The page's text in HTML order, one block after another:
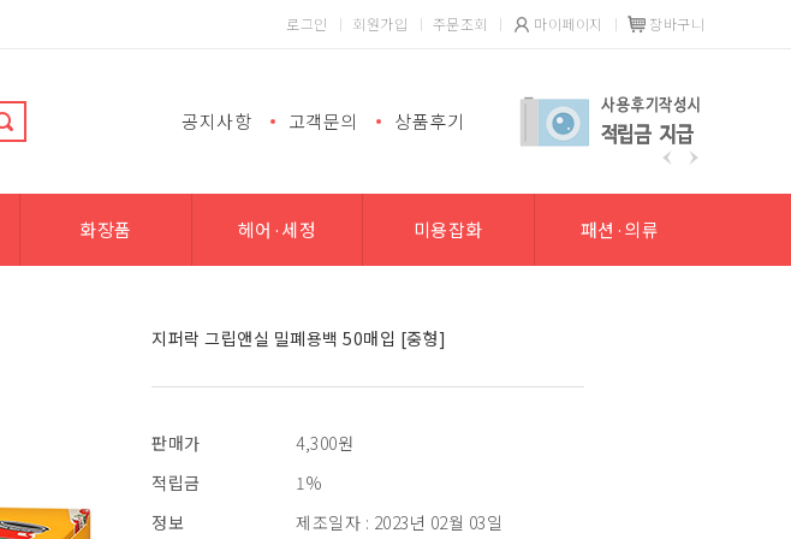
로그인 회원가입 주문조회 마이페이지 장바구니
공지사항 고객문의 상품후기
화장품 헤어·세정 미용잡화 패션·의류
지퍼락 그립앤실 밀폐용백 50매입 [중형]
판매가 4,300원
적립금
1%
정보
제조일자 : 2023년 02월 03일